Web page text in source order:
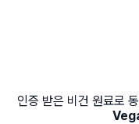
인증 받은 비건 원료로